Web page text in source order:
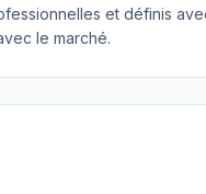
et définis
le marché.